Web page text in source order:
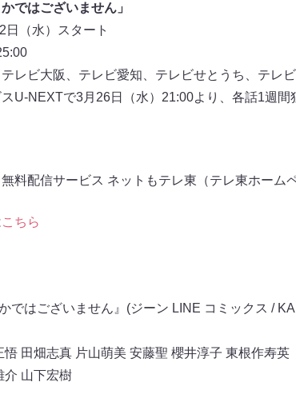
ではございません」
日（水）スタート
レビ大阪、テレビ愛知、テレビせとうち、テレ
U-NEXTで3月26日（水）21:00より、各話1週間
料配信サービス ネットもテレ東（テレ東ホーム
こちら
ではございません』(ジーン LINE コミックス /
田畑志真 片山萌美 安藤聖 櫻井淳子 東根作寿英
介 山下宏樹